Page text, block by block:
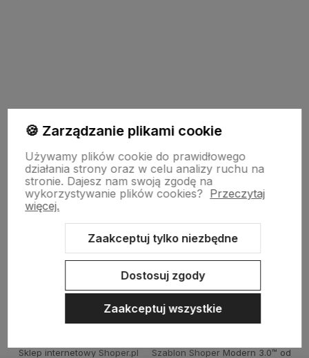
polityce prywatności
garden-lighting.pl
Obsługa klienta
Sklep internetowy Shoper.pl Szablon Shoper Modern 3.0™ od
🍪 Zarządzanie plikami cookie
Używamy plików cookie do prawidłowego
działania strony oraz w celu analizy ruchu na
stronie. Dajesz nam swoją zgodę na
wykorzystywanie plików cookies? Przeczytaj
więcej.
Zaakceptuj tylko niezbędne
Dostosuj zgody
Zaakceptuj wszystkie